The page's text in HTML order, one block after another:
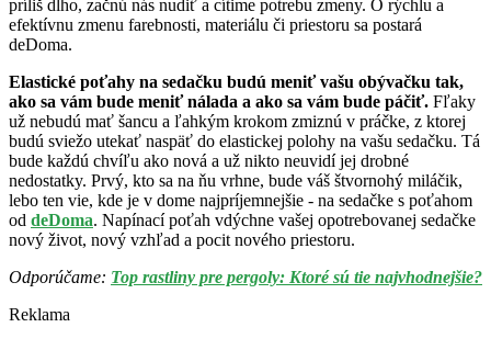
príliš dlho, začnú nás nudiť a cítime potrebu zmeny. O rýchlu a
efektívnu zmenu farebnosti, materiálu či priestoru sa postará
deDoma.
Elastické poťahy na sedačku budú meniť vašu obývačku tak,
ako sa vám bude meniť nálada a ako sa vám bude páčiť. Fľaky
už nebudú mať šancu a ľahkým krokom zmiznú v práčke, z ktorej
budú sviežo utekať naspäť do elastickej polohy na vašu sedačku. Tá
bude každú chvíľu ako nová a už nikto neuvidí jej drobné
nedostatky. Prvý, kto sa na ňu vrhne, bude váš štvornohý miláčik,
lebo ten vie, kde je v dome najpríjemnejšie - na sedačke s poťahom
od deDoma. Napínací poťah vdýchne vašej opotrebovanej sedačke
nový život, nový vzhľad a pocit nového priestoru.
Odporúčame: Top rastliny pre pergoly: Ktoré sú tie najvhodnejšie?
Reklama